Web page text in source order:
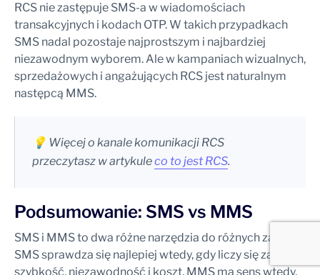
RCS nie zastępuje SMS-a w wiadomościach
transakcyjnych i kodach OTP. W takich przypadkach
SMS nadal pozostaje najprostszym i najbardziej
niezawodnym wyborem. Ale w kampaniach wizualnych,
sprzedażowych i angażujących RCS jest naturalnym
następcą MMS.
💡 Więcej o kanale komunikacji RCS
przeczytasz w artykuleco to jest RCS.
Podsumowanie: SMS vs MMS
SMS i MMS to dwa różne narzędzia do różnych zadań.
SMS sprawdza się najlepiej wtedy, gdy liczy się zasięg,
szybkość, niezawodność i koszt. MMS ma sens wtedy,